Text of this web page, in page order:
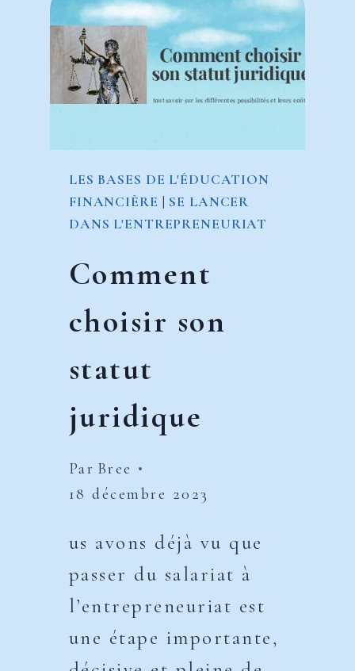
8
ÉTAPES
LES BASES DE L'ÉDUCATION
FINANCIÈRE
SE LANCER
DANS L'ENTREPRENEURIAT
Comment
choisir son
statut
juridique
Par Bree
18 décembre 2023
us avons déjà vu que
passer du salariat à
l’entrepreneuriat est
une étape importante,